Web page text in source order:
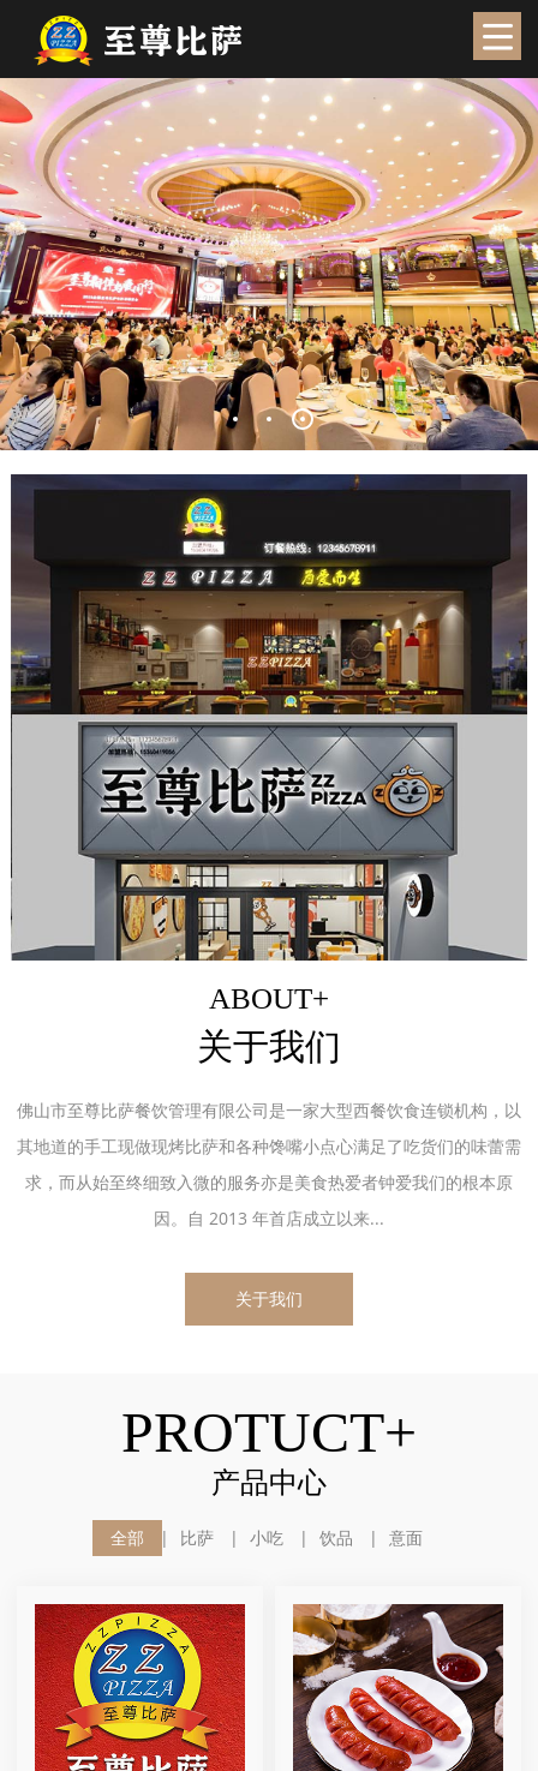
ABOUT+
关于我们
佛山市至尊比萨餐饮管理有限公司是一家大型西餐饮食连锁机构，以
其地道的手工现做现烤比萨和各种馋嘴小点心满足了吃货们的味蕾需
求，而从始至终细致入微的服务亦是美食热爱者钟爱我们的根本原
因。自 2013 年首店成立以来...
关于我们
PROTUCT+
产品中心
全部 比萨 小吃 饮品 意面